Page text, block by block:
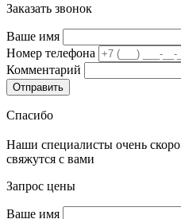
Заказать звонок
Ваше имя
Номер телефона
Комментарий
Спасибо
Наши специалисты очень скоро
свяжутся с вами
Запрос цены
Ваше имя